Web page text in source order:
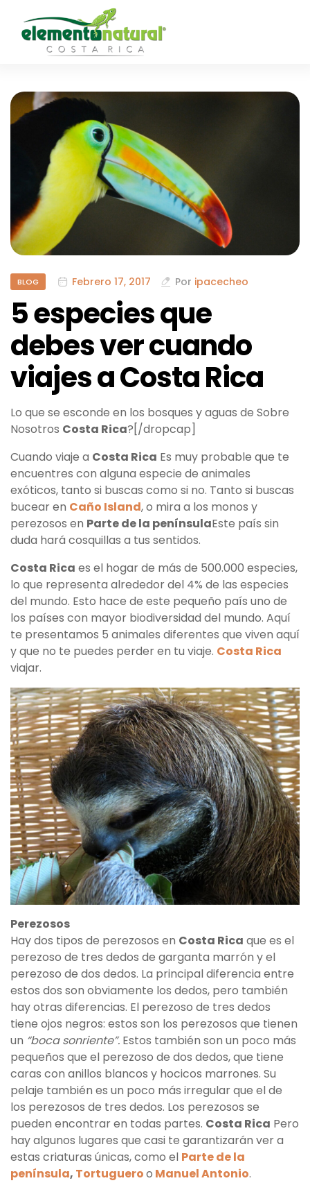
BLOG Febrero 17, 2017 Por ipacecheo
5 especies que
debes ver cuando
viajes a Costa Rica
Lo que se esconde en los bosques y aguas de Sobre
Nosotros Costa Rica?[/dropcap]
Cuando viaje a Costa Rica Es muy probable que te
encuentres con alguna especie de animales
exóticos, tanto si buscas como si no. Tanto si buscas
bucear en Caño Island, o mira a los monos y
perezosos en Parte de la penínsulaEste país sin
duda hará cosquillas a tus sentidos.
Costa Rica es el hogar de más de 500.000 especies,
lo que representa alrededor del 4% de las especies
del mundo. Esto hace de este pequeño país uno de
los países con mayor biodiversidad del mundo. Aquí
te presentamos 5 animales diferentes que viven aquí
y que no te puedes perder en tu viaje. Costa Rica
viajar.
Perezosos
Hay dos tipos de perezosos en Costa Rica que es el
perezoso de tres dedos de garganta marrón y el
perezoso de dos dedos. La principal diferencia entre
estos dos son obviamente los dedos, pero también
hay otras diferencias. El perezoso de tres dedos
tiene ojos negros: estos son los perezosos que tienen
un “boca sonriente”. Estos también son un poco más
pequeños que el perezoso de dos dedos, que tiene
caras con anillos blancos y hocicos marrones. Su
pelaje también es un poco más irregular que el de
los perezosos de tres dedos. Los perezosos se
pueden encontrar en todas partes. Costa Rica Pero
hay algunos lugares que casi te garantizarán ver a
estas criaturas únicas, como el Parte de la
península, Tortugueroo Manuel Antonio.